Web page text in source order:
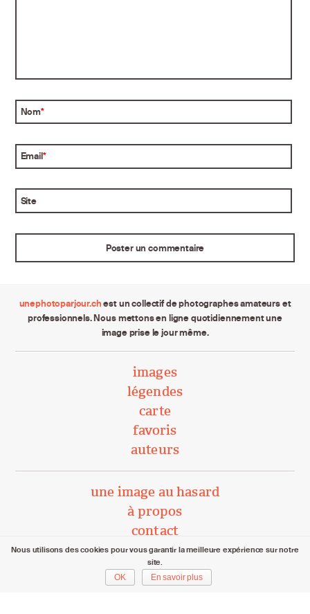
Nom*
Email*
Site
unephotoparjour.chest un collectif de photographes amateurs et
professionnels. Nous mettons en ligne quotidiennement une
image prise le jour même.
images
légendes
carte
favoris
auteurs
une image au hasard
à propos
contact
unephotoparjour.ch/ 2015 – 2026
Tous droits réservés aux auteurs respectifs.
Nous utilisons des cookies pour vous garantir la meilleure expérience sur notre
site.
OK
En savoir plus